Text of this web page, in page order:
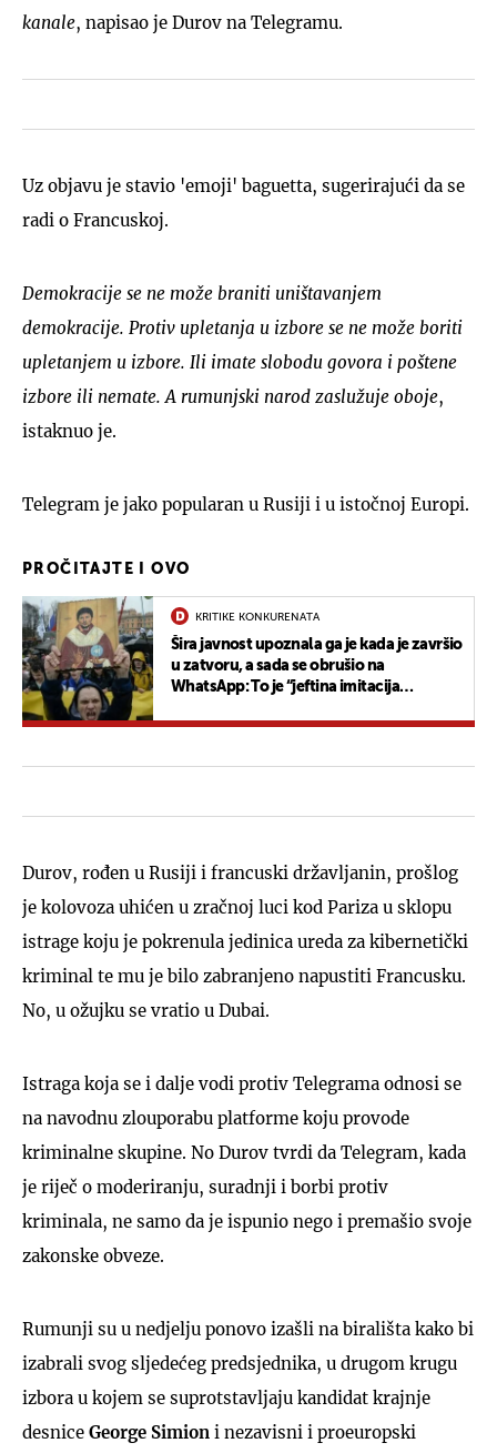
kanale, napisao je Durov na Telegramu.
Uz objavu je stavio 'emoji' baguetta, sugerirajući da se
radi o Francuskoj.
Demokracije se ne može braniti uništavanjem
demokracije. Protiv upletanja u izbore se ne može boriti
upletanjem u izbore. Ili imate slobodu govora i poštene
izbore ili nemate. A rumunjski narod zaslužuje oboje,
istaknuo je.
Telegram je jako popularan u Rusiji i u istočnoj Europi.
PROČITAJTE I OVO
KRITIKE KONKURENATA
Šira javnost upoznala ga je kada je završio
u zatvoru, a sada se obrušio na
WhatsApp: To je “jeftina imitacija
Durov, rođen u Rusiji i francuski državljanin, prošlog
je kolovoza uhićen u zračnoj luci kod Pariza u sklopu
istrage koju je pokrenula jedinica ureda za kibernetički
kriminal te mu je bilo zabranjeno napustiti Francusku.
No, u ožujku se vratio u Dubai.
Istraga koja se i dalje vodi protiv Telegrama odnosi se
na navodnu zlouporabu platforme koju provode
kriminalne skupine. No Durov tvrdi da Telegram, kada
je riječ o moderiranju, suradnji i borbi protiv
kriminala, ne samo da je ispunio nego i premašio svoje
zakonske obveze.
Rumunji su u nedjelju ponovo izašli na birališta kako bi
izabrali svog sljedećeg predsjednika, u drugom krugu
izbora u kojem se suprotstavljaju kandidat krajnje
desnice George Simion i nezavisni i proeuropski